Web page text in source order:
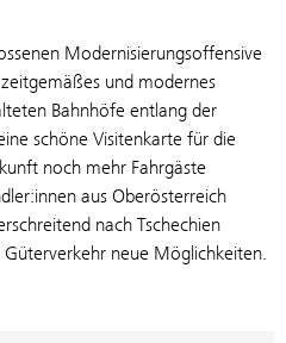
Modernisierungsoffensive
und modernes
Bahnhöfe entlang der
schöne Visitenkarte für die
noch mehr Fahrgäste
aus Oberösterreich
nach Tschechien
neue Möglichkeiten.